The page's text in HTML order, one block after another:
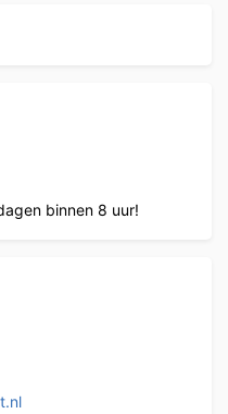
binnen 8 uur!